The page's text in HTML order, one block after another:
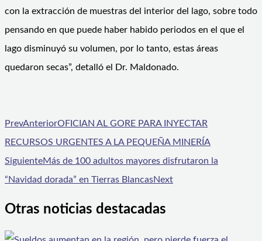
con la extracción de muestras del interior del lago, sobre todo
pensando en que puede haber habido periodos en el que el
lago disminuyó su volumen, por lo tanto, estas áreas
quedaron secas”, detalló el Dr. Maldonado.
PrevAnteriorOFICIAN AL GORE PARA INYECTAR
RECURSOS URGENTES A LA PEQUEÑA MINERÍA
SiguienteMás de 100 adultos mayores disfrutaron la
“Navidad dorada” en Tierras BlancasNext
Otras noticias destacadas